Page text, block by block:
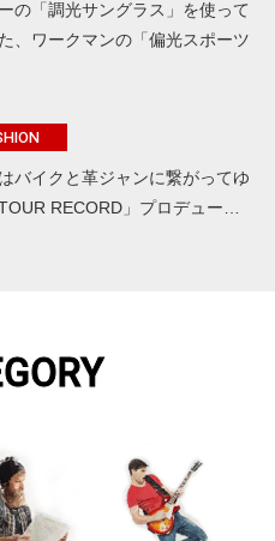
の「調光サングラス」を使って
、ワークマンの「偏光スポーツ
バイクと革ジャンに繋がってゆ
RECORD」プロデュー…